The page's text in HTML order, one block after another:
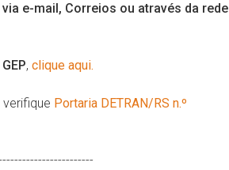
e-mail, Correios ou através da rede
, clique aqui.
Portaria DETRAN/RS n.º